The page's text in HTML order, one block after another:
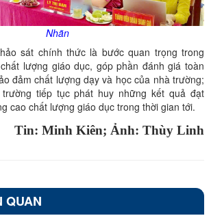
Nhãn
sát chính thức là bước quan trọng trong
lượng giáo dục, góp phần đánh giá toàn
đảm chất lượng dạy và học của nhà trường;
tiếp tục phát huy những kết quả đạt
cao chất lượng giáo dục trong thời gian tới.
Tin: Minh Kiên; Ảnh: Thùy Linh
QUAN